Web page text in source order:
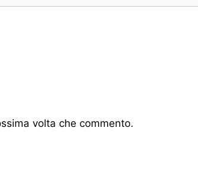
volta che commento.